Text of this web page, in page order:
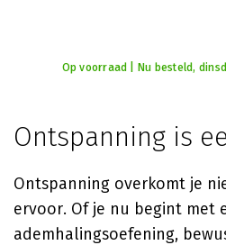
Op voorraad | Nu besteld,
Ontspanning is
Ontspanning overkomt je
ervoor. Of je nu begint met
ademhalingsoefening,